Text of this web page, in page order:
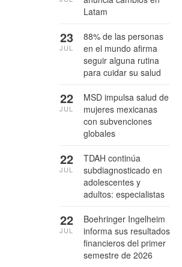
Latam
88% de las personas
en el mundo afirma
seguir alguna rutina
para cuidar su salud
23
JUL
MSD impulsa salud de
mujeres mexicanas
con subvenciones
globales
22
JUL
TDAH continúa
subdiagnosticado en
adolescentes y
adultos: especialistas
22
JUL
Boehringer Ingelheim
informa sus resultados
financieros del primer
semestre de 2026
22
JUL